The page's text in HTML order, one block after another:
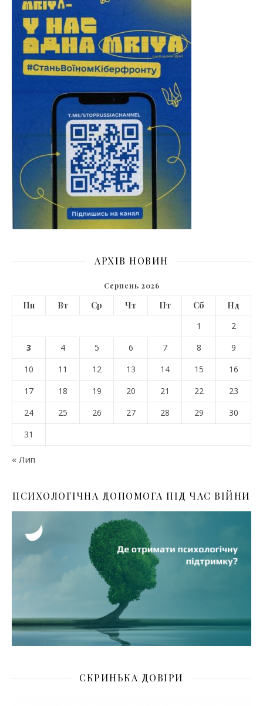
АРХІВ НОВИН
Серпень 2026
Пн Вт Ср Чт Пт Сб
Нд
1
2
3
4 5 6 7 8
9
10
11 12 13 14 15
16
17
18 19 20 21 22
23
24
25 26 27 28 29
30
31
« Лип
ПСИХОЛОГІЧНА ДОПОМОГА ПІД ЧАС ВІЙНИ
СКРИНЬКА ДОВІРИ